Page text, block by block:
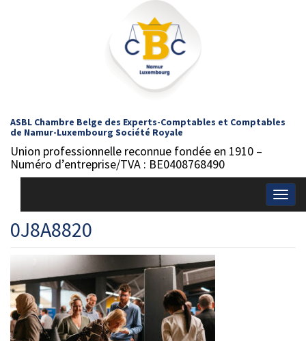
ASBL Chambre Belge des Experts-Comptables et Comptables
de Namur-Luxembourg Société Royale
Union professionnelle reconnue fondée en 1910 –
Numéro d’entreprise/TVA : BE0408768490
0J8A8820